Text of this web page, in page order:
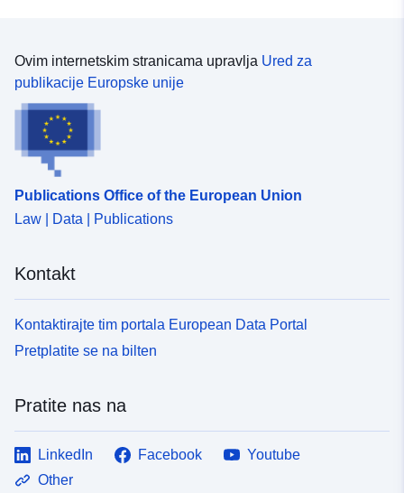
Ovim internetskim stranicama upravlja Ured za
publikacije Europske unije
Publications Office of the European Union
Law | Data | Publications
Kontakt
Kontaktirajte tim portala European Data Portal
Pretplatite se na bilten
Pratite nas na
LinkedIn Facebook
Youtube
Other